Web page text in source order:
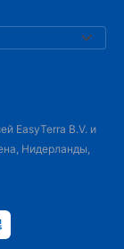
EasyTerra B.V. и
Нидерланды,